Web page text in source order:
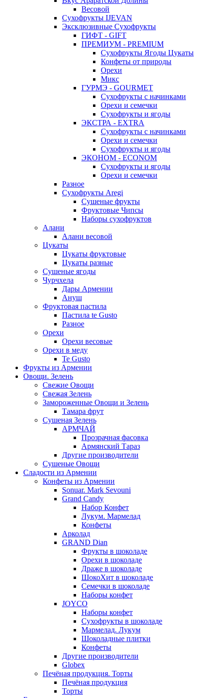
Весовой
Сухофрукты IJEVAN
Эксклюзивные Сухофрукты
ГИФТ - GIFT
ПРЕМИУМ - PREMIUM
Сухофрукты Ягоды Цукаты
Конфеты от природы
Орехи
Микс
ГУРМЭ - GOURMET
Сухофрукты с начинками
Орехи и семечки
Сухофрукты и ягоды
ЭКСТРА - EXTRA
Сухофрукты с начинками
Орехи и семечки
Сухофрукты и ягоды
ЭКОНОМ - ECONOM
Сухофрукты и ягоды
Орехи и семечки
Разное
Сухофрукты Aregi
Сушеные фрукты
Фруктовые Чипсы
Наборы сухофруктов
Алани
Алани весовой
Цукаты
Цукаты фруктовые
Цукаты разные
Сушеные ягоды
Чурчхела
Дары Армении
Ануш
Фруктовая пастила
Пастила te Gusto
Разное
Орехи
Орехи весовые
Орехи в меду
Te Gusto
Фрукты из Армении
Овощи. Зелень
Свежие Овощи
Свежая Зелень
Замороженные Овощи и Зелень
Тамара фрут
Сушеная Зелень
АРМЧАЙ
Прозрачная фасовка
Армянский Тараз
Другие производители
Сушеные Овощи
Сладости из Армении
Конфеты из Армении
Sonuar. Mark Sevouni
Grand Candy
Набор Конфет
Лукум. Мармелад
Конфеты
Арколад
GRAND Dian
Фрукты в шоколаде
Орехи в шоколаде
Драже в шоколаде
ШокоХит в шоколаде
Семечки в шоколаде
Наборы конфет
JOYCO
Наборы конфет
Сухофрукты в шоколаде
Мармелад. Лукум
Шоколадные плитки
Конфеты
Другие производители
Globex
Печёная продукция. Торты
Печёная продукция
Торты